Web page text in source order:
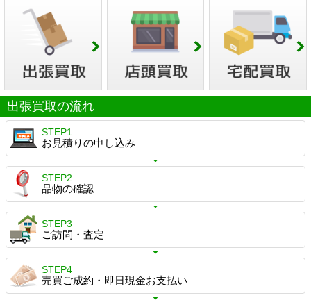
出張買取の流れ
STEP1
お見積りの申し込み
STEP2
品物の確認
STEP3
ご訪問・査定
STEP4
売買ご成約・即日現金お支払い